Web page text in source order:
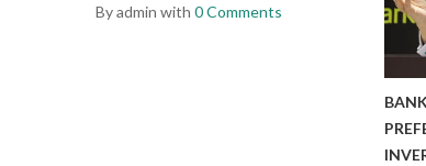
By admin with 0 Comments